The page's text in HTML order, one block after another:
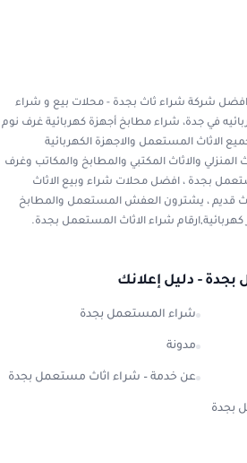
شركة شراء ثاث بجدة - محلات بيع و شراء
في جدة، شراء مطابخ أجهزة كهربائية غرف نوم
الاثاث المستعمل والاجهزة الكهربائية
والاثاث المكتبي والمطابخ والمكاتب وغرف
بجدة ، افضل محلات شراء وبيع الاثاث
قديم ، يشترون العفش المستعمل والمطابخ
شراء الاثاث المستعمل بجدة.
- دليل إعلانك
شراء المستعمل بجدة
مدونة
عن خدمة – شراء اثاث مستعمل بجدة
بجدة